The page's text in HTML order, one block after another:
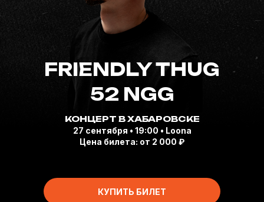
FRIENDLY THUG
52 NGG
КУПИТЬ БИЛЕТ
КОНЦЕРТ В ХАБАРОВСКЕ
27 сентября • 19:00 • Loona
Цена билета: от 2 000 ₽